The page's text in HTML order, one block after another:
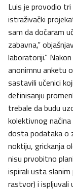
Luis je provodio
istraživački
sam da dočaram
zabavna,”
laboratoriji.”
anonimnu anketu
sastavili učenici
definisanju
trebale da budu
kolektivnog načina
dosta podataka o
noktiju, grickanja
nisu prvobitno
ispirali usta
rastvor) i ispljuvali